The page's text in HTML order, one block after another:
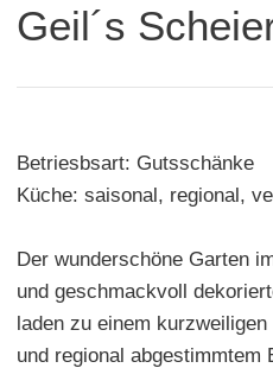
Geil´s
Betriesbsart: Gutsschänke
Küche: saisonal, regional,
Der wunderschöne Garten
und geschmackvoll
laden zu einem
und regional abgestimmtem